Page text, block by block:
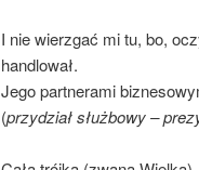
I nie wierzgać mi tu, bo,
handlował.
Jego partnerami
(przydział służbowy –